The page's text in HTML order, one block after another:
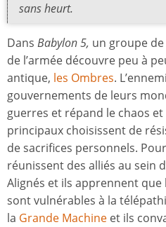
sans heurt.
Dans Babylon 5, un groupe
de l’armée découvre peu à
antique, les Ombres.
gouvernements de leurs
guerres et répand le chaos
principaux choisissent de
de sacrifices personnels.
réunissent des alliés au sein
Alignés et ils apprennent que
sont vulnérables à la
la Grande Machine et ils